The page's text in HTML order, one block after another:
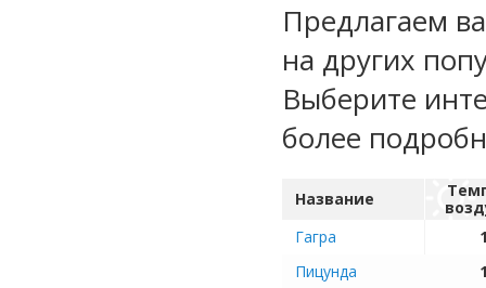
Предлагаем
на других
Выберите
более
Название
Гагра
Пицунда